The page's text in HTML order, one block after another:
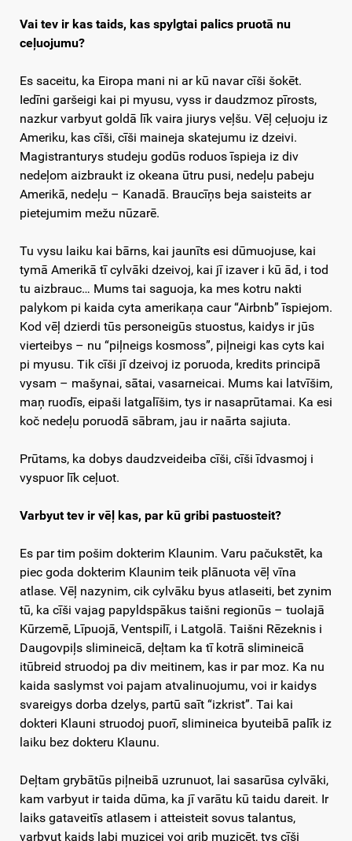
Vai tev ir kas taids, kas spylgtai palics pruotā nu
ceļuojumu?
Es saceitu, ka Eiropa mani ni ar kū navar cīši šokēt.
Iedīni garšeigi kai pi myusu, vyss ir daudzmoz pīrosts,
nazkur varbyut goldā līk vaira jiurys veļšu. Vēļ ceļuoju iz
Ameriku, kas cīši, cīši maineja skatejumu iz dzeivi.
Magistranturys studeju godūs roduos īspieja iz div
nedeļom aizbraukt iz okeana ūtru pusi, nedeļu pabeju
Amerikā, nedeļu – Kanadā. Braucīņs beja saisteits ar
pietejumim mežu nūzarē.
Tu vysu laiku kai bārns, kai jaunīts esi dūmuojuse, kai
tymā Amerikā tī cylvāki dzeivoj, kai jī izaver i kū ād, i tod
tu aizbrauc… Mums tai saguoja, ka mes kotru nakti
palykom pi kaida cyta amerikaņa caur “Airbnb” īspiejom.
Kod vēļ dzierdi tūs personeigūs stuostus, kaidys ir jūs
vierteibys – nu “piļneigs kosmoss”, piļneigi kas cyts kai
pi myusu. Tik cīši jī dzeivoj iz poruoda, kredits principā
vysam – mašynai, sātai, vasarneicai. Mums kai latvīšim,
maņ ruodīs, eipaši latgalīšim, tys ir nasaprūtamai. Ka esi
koč nedeļu poruodā sābram, jau ir naārta sajiuta.
Prūtams, ka dobys daudzveideiba cīši, cīši īdvasmoj i
vyspuor līk ceļuot.
Varbyut tev ir vēļ kas, par kū gribi pastuosteit?
Es par tim pošim dokterim Klaunim. Varu pačukstēt, ka
piec goda dokterim Klaunim teik plānuota vēļ vīna
atlase. Vēļ nazynim, cik cylvāku byus atlaseiti, bet zynim
tū, ka cīši vajag papyldspākus taišni regionūs – tuolajā
Kūrzemē, Līpuojā, Ventspilī, i Latgolā. Taišni Rēzeknis i
Daugovpiļs slimineicā, deļtam ka tī kotrā slimineicā
itūbreid struodoj pa div meitinem, kas ir par moz. Ka nu
kaida saslymst voi pajam atvalinuojumu, voi ir kaidys
svareigys dorba dzelys, partū saīt “izkrist”. Tai kai
dokteri Klauni struodoj puorī, slimineica byuteibā palīk iz
laiku bez dokteru Klaunu.
Deļtam grybātūs piļneibā uzrunuot, lai sasarūsa cylvāki,
kam varbyut ir taida dūma, ka jī varātu kū taidu dareit. Ir
laiks gataveitīs atlasem i atteisteit sovus talantus,
varbyut kaids labi muzicej voi grib muzicēt, tys cīši